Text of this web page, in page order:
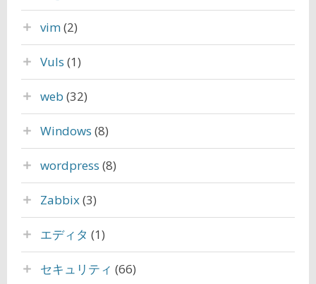
vim(2)
Vuls (1)
web (32)
Windows (8)
wordpress (8)
Zabbix(3)
エディタ (1)
セキュリティ (66)